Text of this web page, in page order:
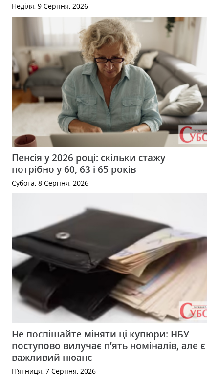
Неділя, 9 Серпня, 2026
Пенсія у 2026 році: скільки стажу
потрібно у 60, 63 і 65 років
Субота, 8 Серпня, 2026
Не поспішайте міняти ці купюри: НБУ
поступово вилучає п’ять номіналів, але є
важливий нюанс
П’ятниця, 7 Серпня, 2026